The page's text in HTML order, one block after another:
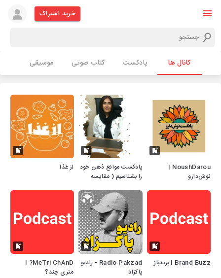
خرید اشتراک
کانال ها پادکست کتاب صوتی موسیقی
NoushDarou |
نوش‌دارو
پادکست موانع ذهن خود
را بشناسیم ( مقایسه
از غذا
Brand Buzz | برندباز
Radio Pakzad - رادیو
پاکزاد
MeTri ChAnD? |
متری چند؟